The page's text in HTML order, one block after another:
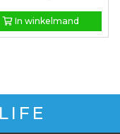
In winkelmand